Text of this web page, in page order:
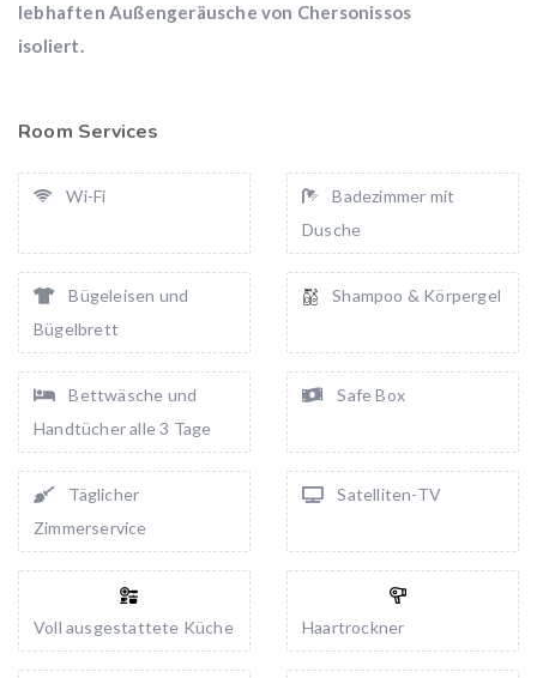
lebhaften Außengeräusche von Chersonissos
isoliert.
Room Services
Wi-Fi
Badezimmer mit
Dusche
Bügeleisen und
Bügelbrett
Shampoo & Körpergel
Bettwäsche und
Handtücher alle 3 Tage
Safe Box
Täglicher
Zimmerservice
Satelliten-TV
Voll ausgestattete Küche Haartrockner